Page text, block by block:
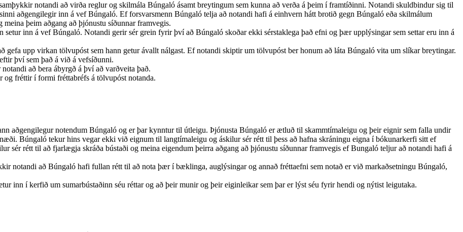
notandi að virða reglur og skilmála Búngaló ásamt breytingum sem kunna að verða á þeim í framtíðinni. Notandi skuldbindur sig til
aðgengilegir inn á vef Búngaló. Ef forsvarsmenn Búngaló telja að notandi hafi á einhvern hátt brotið gegn Búngaló eða skilmálum
þeim aðgang að þjónustu síðunnar framvegis.
inn á vef Búngaló. Notandi gerir sér grein fyrir því að Búngaló skoðar ekki sérstaklega það efni og þær upplýsingar sem settar eru inn á
gefa upp virkan tölvupóst sem hann getur ávallt nálgast. Ef notandi skiptir um tölvupóst ber honum að láta Búngaló vita um slíkar breytingar.
því sem það á við á vefsíðunni.
að bera ábyrgð á því að varðveita það.
fréttir í formi fréttabréfs á tölvupóst notanda.
aðgengilegur notendum Búngaló og er þar kynntur til útleigu. Þjónusta Búngaló er ætluð til skammtímaleigu og þeir eignir sem falla undir
Búngaló tekur hins vegar ekki við eignum til langtímaleigu og áskilur sér rétt til þess að hafna skráningu eigna í bókunarkerfi sitt ef
rétt til að fjarlægja skráða bústaði og meina eigendum þeirra aðgang að þjónustu síðunnar framvegis ef Bungaló teljur að notandi hafi á
notandi að Búngaló hafi fullan rétt til að nota þær í bæklinga, auglýsingar og annað fréttaefni sem notað er við markaðsetningu Búngaló,
inn í kerfið um sumarbústaðinn séu réttar og að þeir munir og þeir eiginleikar sem þar er lýst séu fyrir hendi og nýtist leigutaka.